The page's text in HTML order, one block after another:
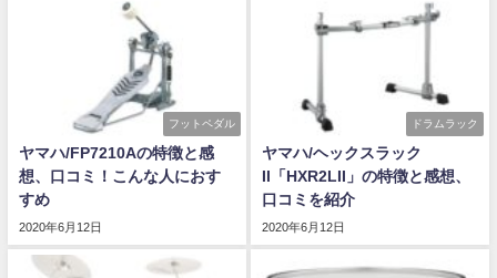
フットペダル
ヤマハ/FP7210Aの特徴と感
想、口コミ！こんな人におす
すめ
2020年6月12日
ドラムラック
ヤマハ/ヘックスラック
II「HXR2LII」の特徴と感想、
口コミを紹介
2020年6月12日